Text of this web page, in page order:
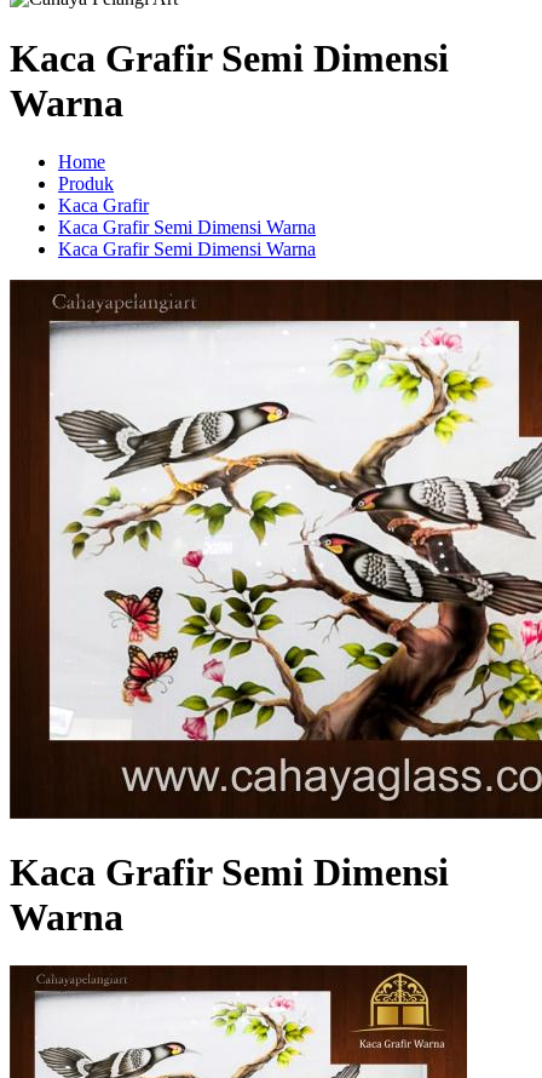
Kaca Grafir Semi Dimensi
Warna
Home
Produk
Kaca Grafir
Kaca Grafir Semi Dimensi Warna
Kaca Grafir Semi Dimensi Warna
Kaca Grafir Semi Dimensi
Warna